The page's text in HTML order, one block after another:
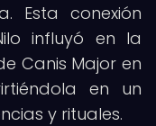
Esta conexión
influyó en la
Canis Major en
en un
y rituales.